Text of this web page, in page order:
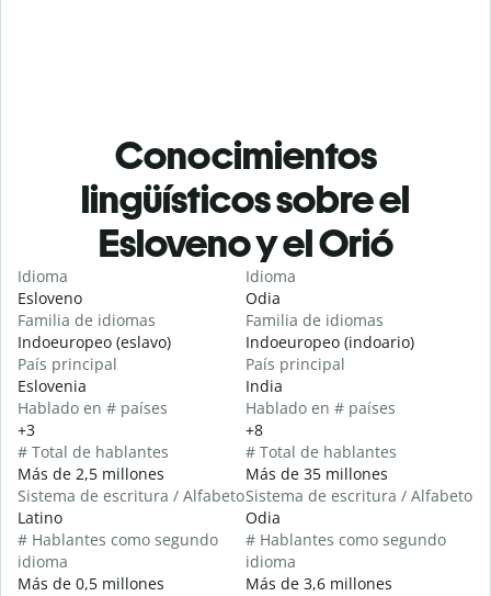
Conocimientos
lingüísticos sobre el
Esloveno y el Orió
Idioma
Esloveno
Familia de idiomas
Indoeuropeo (eslavo)
País principal
Eslovenia
Hablado en # países
+3
# Total de hablantes
Más de 2,5 millones
Sistema de escritura / Alfabeto
Latino
# Hablantes como segundo
idioma
Más de 0,5 millones
Idioma
Odia
Familia de idiomas
Indoeuropeo (indoario)
País principal
India
Hablado en # países
+8
# Total de hablantes
Más de 35 millones
Sistema de escritura / Alfabeto
Odia
# Hablantes como segundo
idioma
Más de 3,6 millones